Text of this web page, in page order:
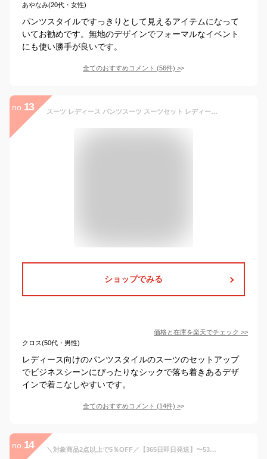
あやなみ(20代・女性)
パンツスタイルですっきりとして見えるアイテムになって
いてお勧めです。無地のデザインでフォーマルなイベント
にも使い勝手が良いです。
全てのおすすめコメント (56件) >
no. 13 スーツ レディース パンツスーツ スーツセット レディーススーツ ビジネススーツ セットアップ 大きいサイズ フォーマル 入学式 卒業式 洗える ノーカラー ジャケット パ 30代 40代 七五三 ママスーツ セレモニースーツ オケージョン 就活 晴れの日 リクルート UV加工 花粉
ショップでみる
価格と在庫を楽天でチェック >>
クロス(50代・男性)
レディース向けのパンツスタイルのスーツのセットアップ
でビジネスシーンにぴったりなシックで落ち着きあるデザ
インで着こなしやすいです。
全てのおすすめコメント (14件) >
no. 14 ＼対象商品2点以上で5％OFF／【365日即日発送】〜53%OFF スーツ レディース 夏 大きいサイズ ビジネススーツ セットアップ 洗える ストレッチ パンツスーツ ロングジャケット 春秋冬 30代 40代 50代 通勤 面接 セレモニー オフィス 試着チケット対象